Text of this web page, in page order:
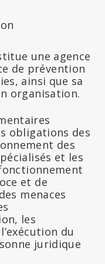
une agence
de prévention
ainsi que sa
organisation.
obligations des
des
et les
et de
menaces
les
du
juridique